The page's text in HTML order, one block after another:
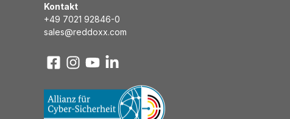
Kontakt
+49 7021 92846-0
sales@reddoxx.com